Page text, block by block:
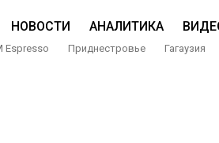
НОВОСТИ АНАЛИТИКА
Espresso Приднестровье Гагаузия